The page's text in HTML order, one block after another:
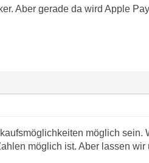
Aber gerade da wird Apple
möglich sein.
möglich ist. Aber lassen wir